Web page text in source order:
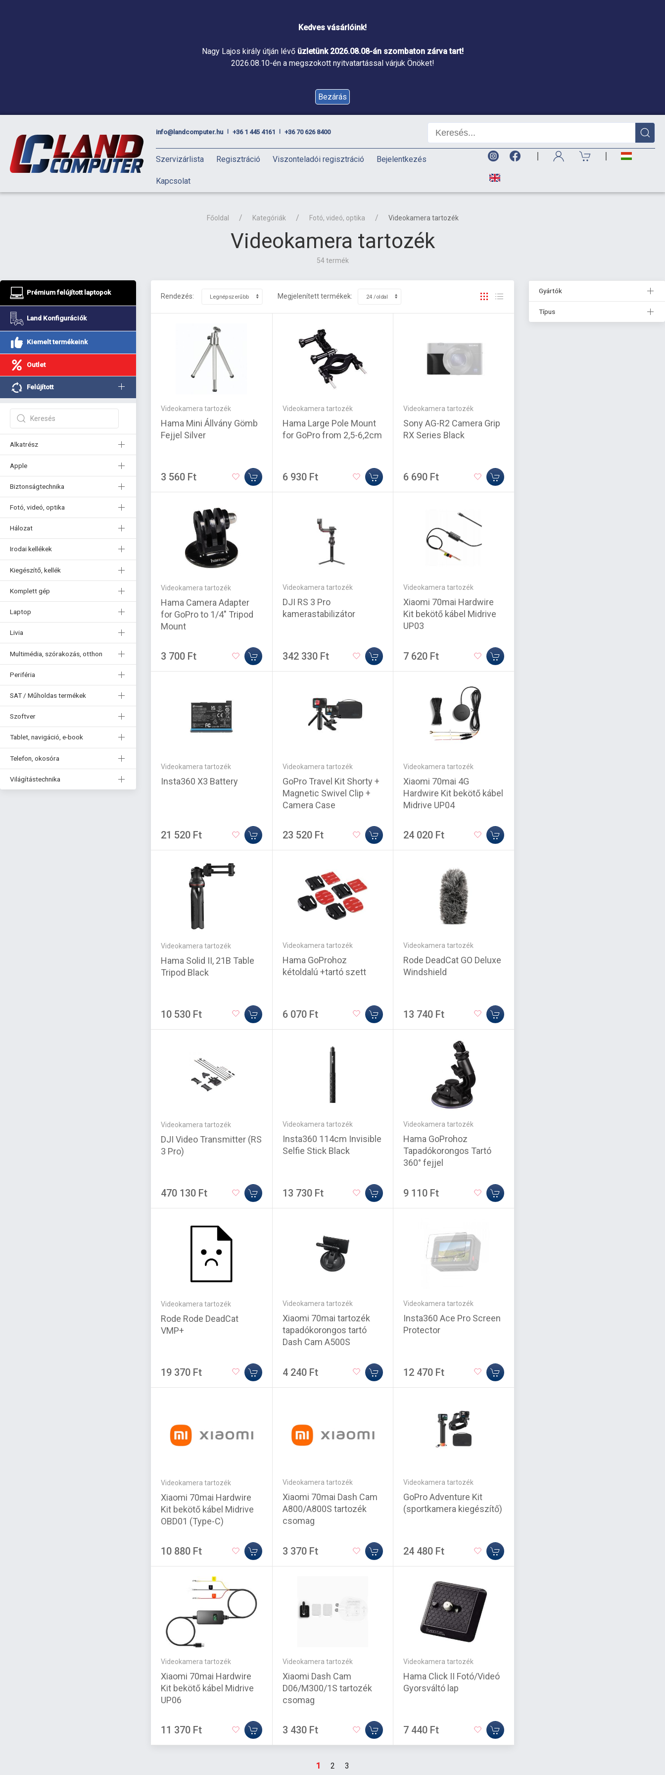
Kedves vásárlóink!
Nagy Lajos király útján lévő üzletünk 2026.08.08-án szombaton zárva tart!
2026.08.10-én a megszokott nyitvatartással várjuk Önöket!
Bezárás
info@landcomputer.hu +36 1 445 4161 +36 70 626 8400
Szervizárlista Regisztráció Viszonteladói regisztráció Bejelentkezés
Kapcsolat
| |
Főoldal Kategóriák Fotó, videó, optika Videokamera tartozék
Videokamera tartozék
54 termék
Prémium felújított laptopok
Land Konfigurációk
Kiemelt termékeink
Outlet
Felújított
Alkatrész
Apple
Biztonságtechnika
Fotó, videó, optika
Hálozat
Irodai kellékek
Kiegészítő, kellék
Komplett gép
Laptop
Livia
Multimédia, szórakozás, otthon
Periféria
SAT / Műholdas termékek
Szoftver
Tablet, navigáció, e-book
Telefon, okosóra
Világítástechnika
Rendezés: Megjelenített termékek:
Videokamera tartozék
Hama Mini Állvány Gömb
Fejjel Silver
3 560 Ft
Videokamera tartozék
Hama Large Pole Mount
for GoPro from 2,5-6,2cm
6 930 Ft
Videokamera tartozék
Sony AG-R2 Camera Grip
RX Series Black
6 690 Ft
Videokamera tartozék
Hama Camera Adapter
for GoPro to 1/4" Tripod
Mount
3 700 Ft
Videokamera tartozék
DJI RS 3 Pro
kamerastabilizátor
342 330 Ft
Videokamera tartozék
Xiaomi 70mai Hardwire
Kit bekötő kábel Midrive
UP03
7 620 Ft
Videokamera tartozék
Insta360 X3 Battery
21 520 Ft
Videokamera tartozék
GoPro Travel Kit Shorty +
Magnetic Swivel Clip +
Camera Case
23 520 Ft
Videokamera tartozék
Xiaomi 70mai 4G
Hardwire Kit bekötő kábel
Midrive UP04
24 020 Ft
Videokamera tartozék
Hama Solid II, 21B Table
Tripod Black
10 530 Ft
Videokamera tartozék
Hama GoProhoz
kétoldalú +tartó szett
6 070 Ft
Videokamera tartozék
Rode DeadCat GO Deluxe
Windshield
13 740 Ft
Videokamera tartozék
DJI Video Transmitter (RS
3 Pro)
470 130 Ft
Videokamera tartozék
Insta360 114cm Invisible
Selfie Stick Black
13 730 Ft
Videokamera tartozék
Hama GoProhoz
Tapadókorongos Tartó
360° fejjel
9 110 Ft
Videokamera tartozék
Rode Rode DeadCat
VMP+
19 370 Ft
Videokamera tartozék
Xiaomi 70mai tartozék
tapadókorongos tartó
Dash Cam A500S
4 240 Ft
Videokamera tartozék
Insta360 Ace Pro Screen
Protector
12 470 Ft
Videokamera tartozék
Xiaomi 70mai Hardwire
Kit bekötő kábel Midrive
OBD01 (Type-C)
10 880 Ft
Videokamera tartozék
Xiaomi 70mai Dash Cam
A800/A800S tartozék
csomag
3 370 Ft
Videokamera tartozék
GoPro Adventure Kit
(sportkamera kiegészítő)
24 480 Ft
Videokamera tartozék
Xiaomi 70mai Hardwire
Kit bekötő kábel Midrive
UP06
11 370 Ft
Videokamera tartozék
Xiaomi Dash Cam
D06/M300/1S tartozék
csomag
3 430 Ft
Videokamera tartozék
Hama Click II Fotó/Videó
Gyorsváltó lap
7 440 Ft
1 2 3
Gyártók
Típus